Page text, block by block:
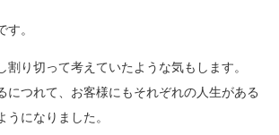
す。
割り切って考えていたような気もします。
につれて、お客様にもそれぞれの人生がある
うになりました。